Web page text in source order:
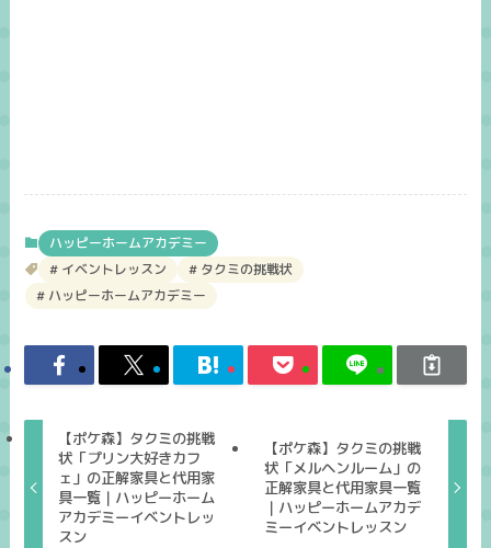
ハッピーホームアカデミー
イベントレッスン
タクミの挑戦状
ハッピーホームアカデミー
【ポケ森】タクミの挑戦
状「プリン大好きカフ
ェ」の正解家具と代用家
具一覧｜ハッピーホーム
アカデミーイベントレッ
スン
【ポケ森】タクミの挑戦
状「メルヘンルーム」の
正解家具と代用家具一覧
｜ハッピーホームアカデ
ミーイベントレッスン